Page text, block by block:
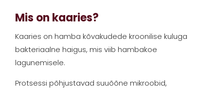
Mis on kaaries?
Kaaries on hamba kõvakudede kroonilise kuluga
bakteriaalne haigus, mis viib hambakoe
lagunemisele.
Protsessi põhjustavad suuõõne mikroobid,